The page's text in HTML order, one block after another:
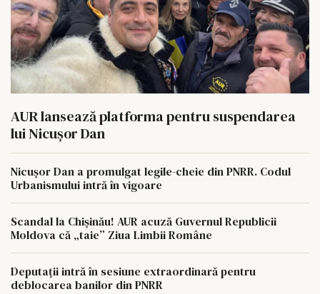
AUR lansează platforma pentru suspendarea
lui Nicușor Dan
Nicușor Dan a promulgat legile-cheie din PNRR. Codul
Urbanismului intră în vigoare
Scandal la Chișinău! AUR acuză Guvernul Republicii
Moldova că „taie” Ziua Limbii Române
Deputații intră în sesiune extraordinară pentru
deblocarea banilor din PNRR